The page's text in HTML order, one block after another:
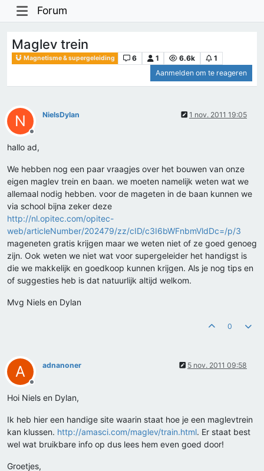
Forum
Maglev trein
Magnetisme & supergeleiding 6 1 6.6k
1
Aanmelden om te reageren
N
Offline
NielsDylan 1 nov. 2011 19:05
hallo ad,
We hebben nog een paar vraagjes over het bouwen van onze
eigen maglev trein en baan. we moeten namelijk weten wat we
allemaal nodig hebben. voor de mageten in de baan kunnen we
via school bijna zeker deze
http://nl.opitec.com/opitec-
web/articleNumber/202479/zz/cID/c3I6bWFnbmVldDc=/p/3
mageneten gratis krijgen maar we weten niet of ze goed genoeg
zijn. Ook weten we niet wat voor supergeleider het handigst is
die we makkelijk en goedkoop kunnen krijgen. Als je nog tips en
of suggesties heb is dat natuurlijk altijd welkom.
Mvg Niels en Dylan
0
A
Offline
adnanoner 5 nov. 2011 09:58
Hoi Niels en Dylan,
Ik heb hier een handige site waarin staat hoe je een maglevtrein
kan klussen. http://amasci.com/maglev/train.html. Er staat best
wel wat bruikbare info op dus lees hem even goed door!
Groetjes,